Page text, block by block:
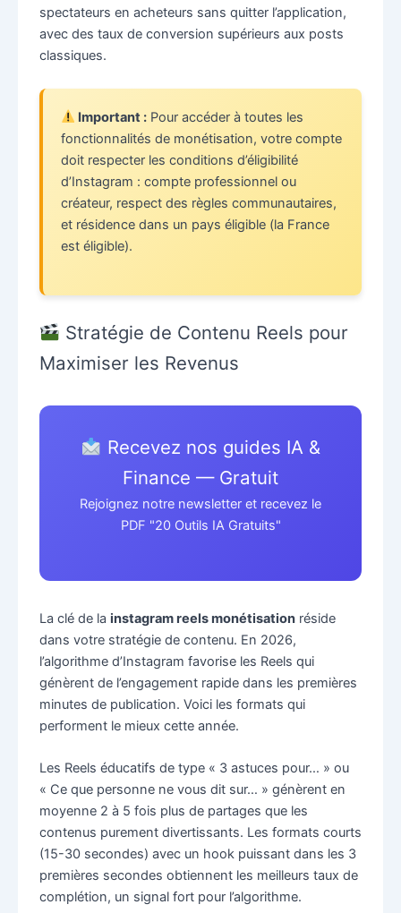
spectateurs en acheteurs sans quitter l’application,
avec des taux de conversion supérieurs aux posts
classiques.
Important : Pour accéder à toutes les
fonctionnalités de monétisation, votre compte
doit respecter les conditions d’éligibilité
d’Instagram : compte professionnel ou
créateur, respect des règles communautaires,
et résidence dans un pays éligible (la France
est éligible).
Stratégie de Contenu Reels pour
Maximiser les Revenus
Recevez nos guides IA &
Finance — Gratuit
Rejoignez notre newsletter et recevez le
PDF "20 Outils IA Gratuits"
La clé de la instagram reels monétisationréside
dans votre stratégie de contenu. En 2026,
l’algorithme d’Instagram favorise les Reels qui
génèrent de l’engagement rapide dans les premières
minutes de publication. Voici les formats qui
performent le mieux cette année.
Les Reels éducatifs de type « 3 astuces pour… » ou
« Ce que personne ne vous dit sur… » génèrent en
moyenne 2 à 5 fois plus de partages que les
contenus purement divertissants. Les formats courts
(15-30 secondes) avec un hook puissant dans les 3
premières secondes obtiennent les meilleurs taux de
complétion, un signal fort pour l’algorithme.